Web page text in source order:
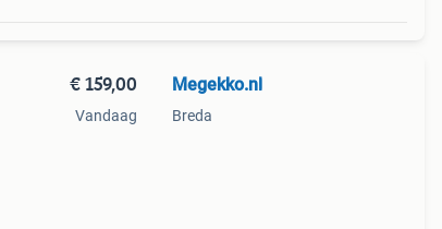
€ 159,00
Vandaag
Megekko.nl
Breda